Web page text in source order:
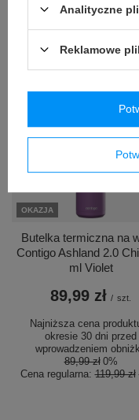
Najniższa cena produktu
okresie 30 dni przed
wprowadzeniem
89,99 zł 0%
Cena regularna:119,99 zł
OKAZJA
Butelka termiczna na
Contigo Ashland 2.0
ml Violet
89,99 zł / szt.
Najniższa cena
okresie 30 dni przed
wprowadzeniem
89,99 zł 0%
Cena regularna:119,99 zł
Analityczne
Reklamowe